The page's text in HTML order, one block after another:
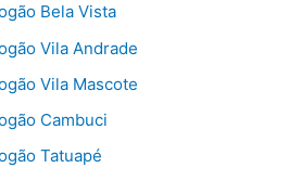
Bela Vista
Vila Andrade
Vila Mascote
Cambuci
Tatuapé